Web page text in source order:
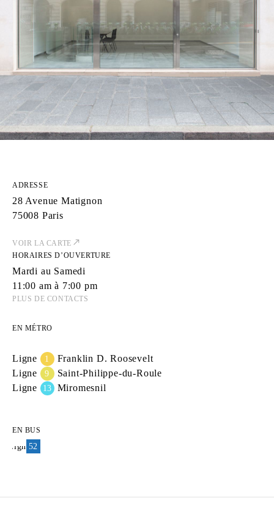
ADRESSE
28 Avenue Matignon
75008 Paris
VOIR LA CARTE
HORAIRES D’OUVERTURE
Mardi au Samedi
11:00 am à 7:00 pm
PLUS DE CONTACTS
EN MÉTRO
Ligne 1
Franklin D. Roosevelt
Ligne
9 Saint-Philippe-du-Roule
Ligne
13 Miromesnil
EN BUS
Ligne52